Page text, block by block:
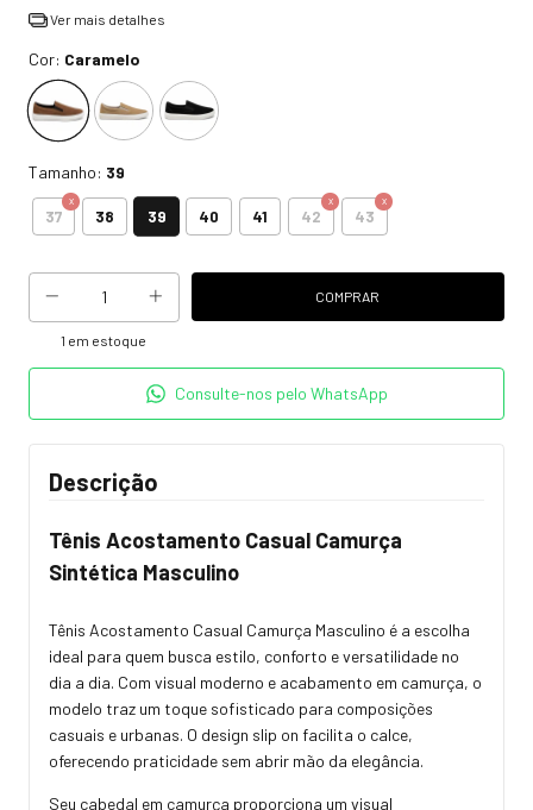
Ver mais detalhes
Cor: Caramelo
Tamanho: 39
37 38 39 40 41 42 43
1 em estoque
Consulte-nos pelo WhatsApp
Descrição
Tênis Acostamento Casual Camurça
Sintética Masculino
Tênis Acostamento Casual Camurça Masculino é a escolha
ideal para quem busca estilo, conforto e versatilidade no
dia a dia. Com visual moderno e acabamento em camurça, o
modelo traz um toque sofisticado para composições
casuais e urbanas. O design slip on facilita o calce,
oferecendo praticidade sem abrir mão da elegância.
Seu cabedal em camurça proporciona um visual